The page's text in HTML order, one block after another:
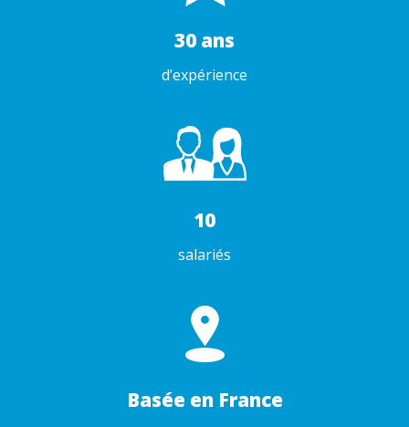
30 ans
d’expérience
10
salariés
Basée en France